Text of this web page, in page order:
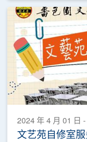
2024 年 4 月 01 日
文艺苑自修室